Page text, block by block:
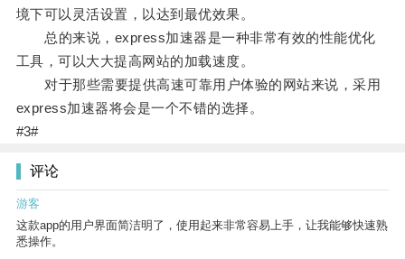
境下可以灵活设置，以达到最优效果。
总的来说，express加速器是一种非常有效的性能优化
工具，可以大大提高网站的加载速度。
对于那些需要提供高速可靠用户体验的网站来说，采用
express加速器将会是一个不错的选择。
#3#
评论
游客
这款app的用户界面简洁明了，使用起来非常容易上手，让我能够快速熟
悉操作。